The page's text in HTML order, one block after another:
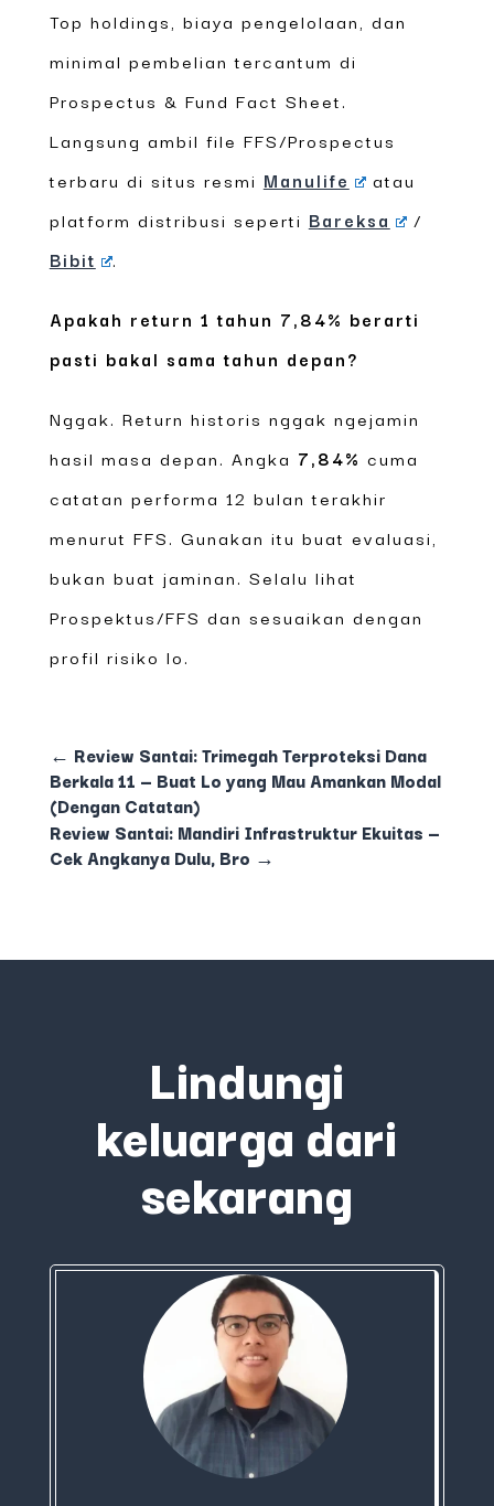
Top holdings, biaya pengelolaan, dan
minimal pembelian tercantum di
Prospectus & Fund Fact Sheet.
Langsung ambil file FFS/Prospectus
terbaru di situs resmi Manulife
atau
platform distribusi seperti Bareksa
/
Bibit
.
Apakah return 1 tahun 7,84% berarti
pasti bakal sama tahun depan?
Nggak. Return historis nggak ngejamin
hasil masa depan. Angka 7,84% cuma
catatan performa 12 bulan terakhir
menurut FFS. Gunakan itu buat evaluasi,
bukan buat jaminan. Selalu lihat
Prospektus/FFS dan sesuaikan dengan
profil risiko lo.
← Review Santai: Trimegah Terproteksi Dana
Berkala 11 — Buat Lo yang Mau Amankan Modal
(Dengan Catatan)
Review Santai: Mandiri Infrastruktur Ekuitas —
Cek Angkanya Dulu, Bro →
Lindungi
keluarga dari
sekarang